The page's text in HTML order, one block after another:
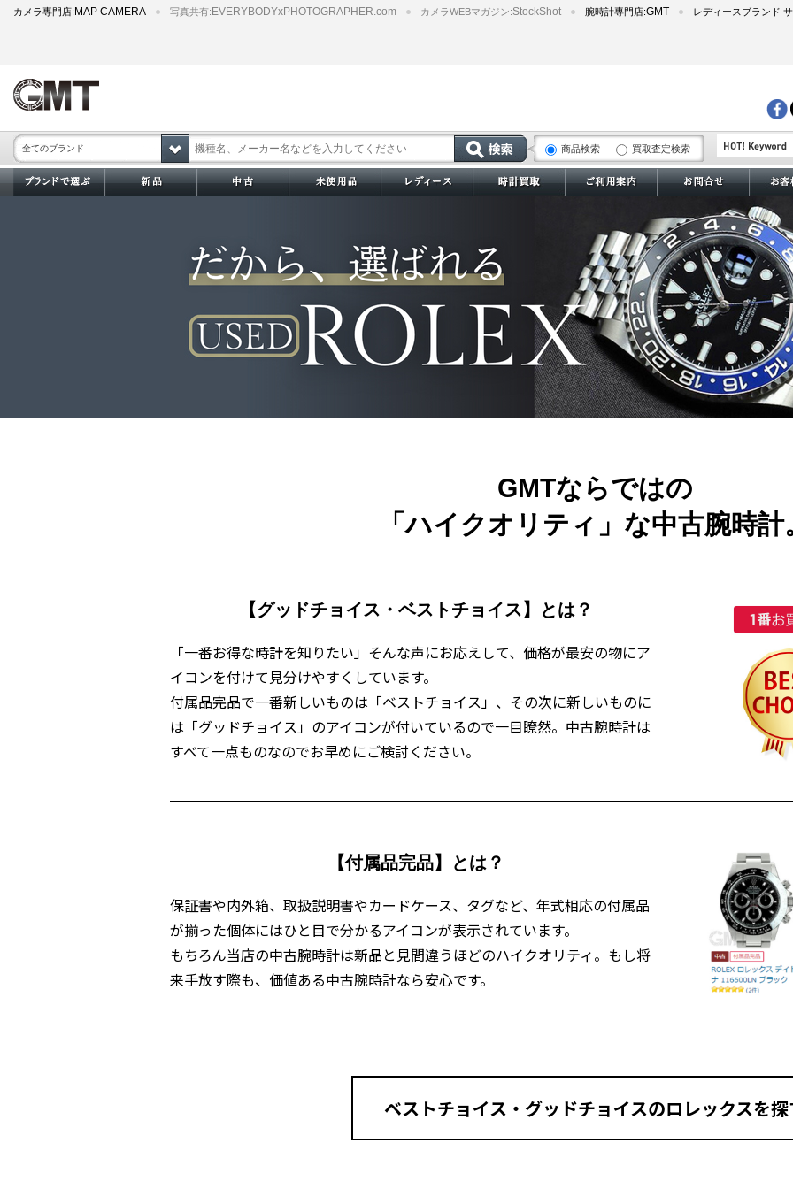
カメラ専門店: MAP CAMERA 写真共有: EVERYBODYxPHOTOGRAPHER.com カメラWEBマガジン:StockShot 腕時計専門店:GMT レディースブランド
全てのブランド 商品検索 買取査定検索
GMTならではの
「ハイクオリティ」な中古腕時計
【グッドチョイス・ベストチョイス】とは？
「一番お得な時計を知りたい」そんな声にお応えして、価格が最安の物にア
イコンを付けて見分けやすくしています。
付属品完品で一番新しいものは「ベストチョイス」、その次に新しいものに
は「グッドチョイス」のアイコンが付いているので一目瞭然。中古腕時計は
すべて一点ものなのでお早めにご検討ください。
【付属品完品】とは？
保証書や内外箱、取扱説明書やカードケース、タグなど、年式相応の付属品
が揃った個体にはひと目で分かるアイコンが表示されています。
もちろん当店の中古腕時計は新品と見間違うほどのハイクオリティ。もし将
来手放す際も、価値ある中古腕時計なら安心です。
ベストチョイス・グッドチョイスのロレックスを